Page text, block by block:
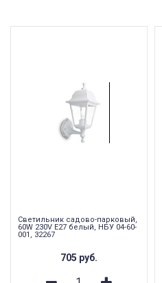
Светильник садово-парковый,
60W 230V E27 белый, НБУ 04-60-
001, 32267
705 руб.